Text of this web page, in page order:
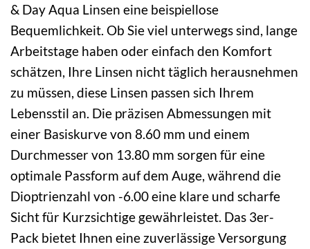
& Day Aqua Linsen eine beispiellose
Bequemlichkeit. Ob Sie viel unterwegs sind, lange
Arbeitstage haben oder einfach den Komfort
schätzen, Ihre Linsen nicht täglich herausnehmen
zu müssen, diese Linsen passen sich Ihrem
Lebensstil an. Die präzisen Abmessungen mit
einer Basiskurve von 8.60 mm und einem
Durchmesser von 13.80 mm sorgen für eine
optimale Passform auf dem Auge, während die
Dioptrienzahl von -6.00 eine klare und scharfe
Sicht für Kurzsichtige gewährleistet. Das 3er-
Pack bietet Ihnen eine zuverlässige Versorgung